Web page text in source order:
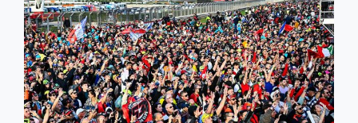
PARA
2026